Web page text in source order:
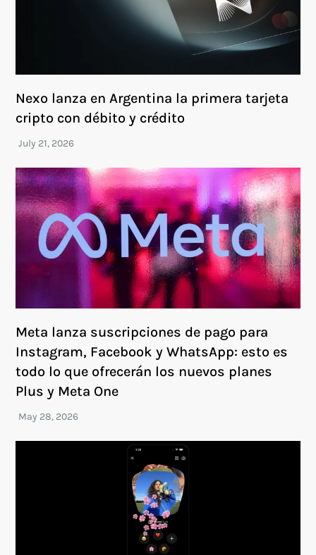
Nexo lanza en Argentina la primera tarjeta
cripto con débito y crédito
Meta lanza suscripciones de pago para
Instagram, Facebook y WhatsApp: esto es
todo lo que ofrecerán los nuevos planes
Plus y Meta One